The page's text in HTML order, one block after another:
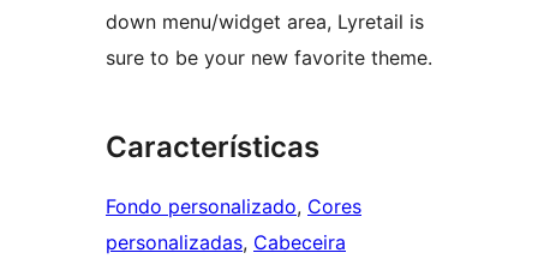
down menu/widget area, Lyretail is
sure to be your new favorite theme.
Características
Fondo personalizado, Cores
personalizadas, Cabeceira